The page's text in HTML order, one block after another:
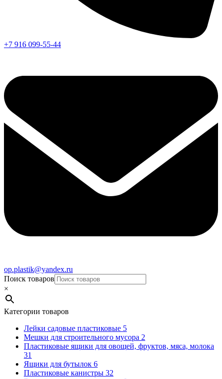
+7 916 099-55-44
op.plastik@yandex.ru
Поиск товаров
×
Категории товаров
Лейки садовые пластиковые 5
Мешки для строительного мусора 2
Пластиковые ящики для овощей, фруктов, мяса, молока
31
Ящики для бутылок 6
Пластиковые канистры 32